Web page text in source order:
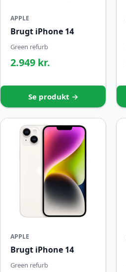
APPLE
Brugt iPhone 14
Green refurb
2.949 kr.
Se produkt →
APPLE
Brugt iPhone 14
Green refurb